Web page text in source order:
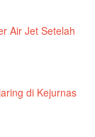
Air Jet Setelah
di Kejurnas